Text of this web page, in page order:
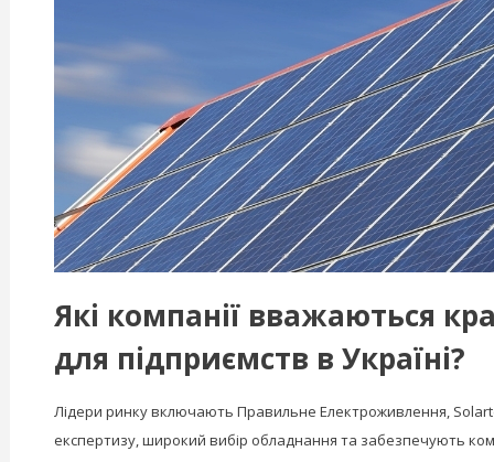
Які компанії вважаються
для підприємств в Україні?
Лідери ринку включають Правильне Електроживлення,
експертизу, широкий вибір обладнання та забезпечують